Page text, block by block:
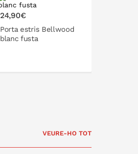
24,90€
Porta estris Bellwood
blanc fusta
VEURE-HO TOT